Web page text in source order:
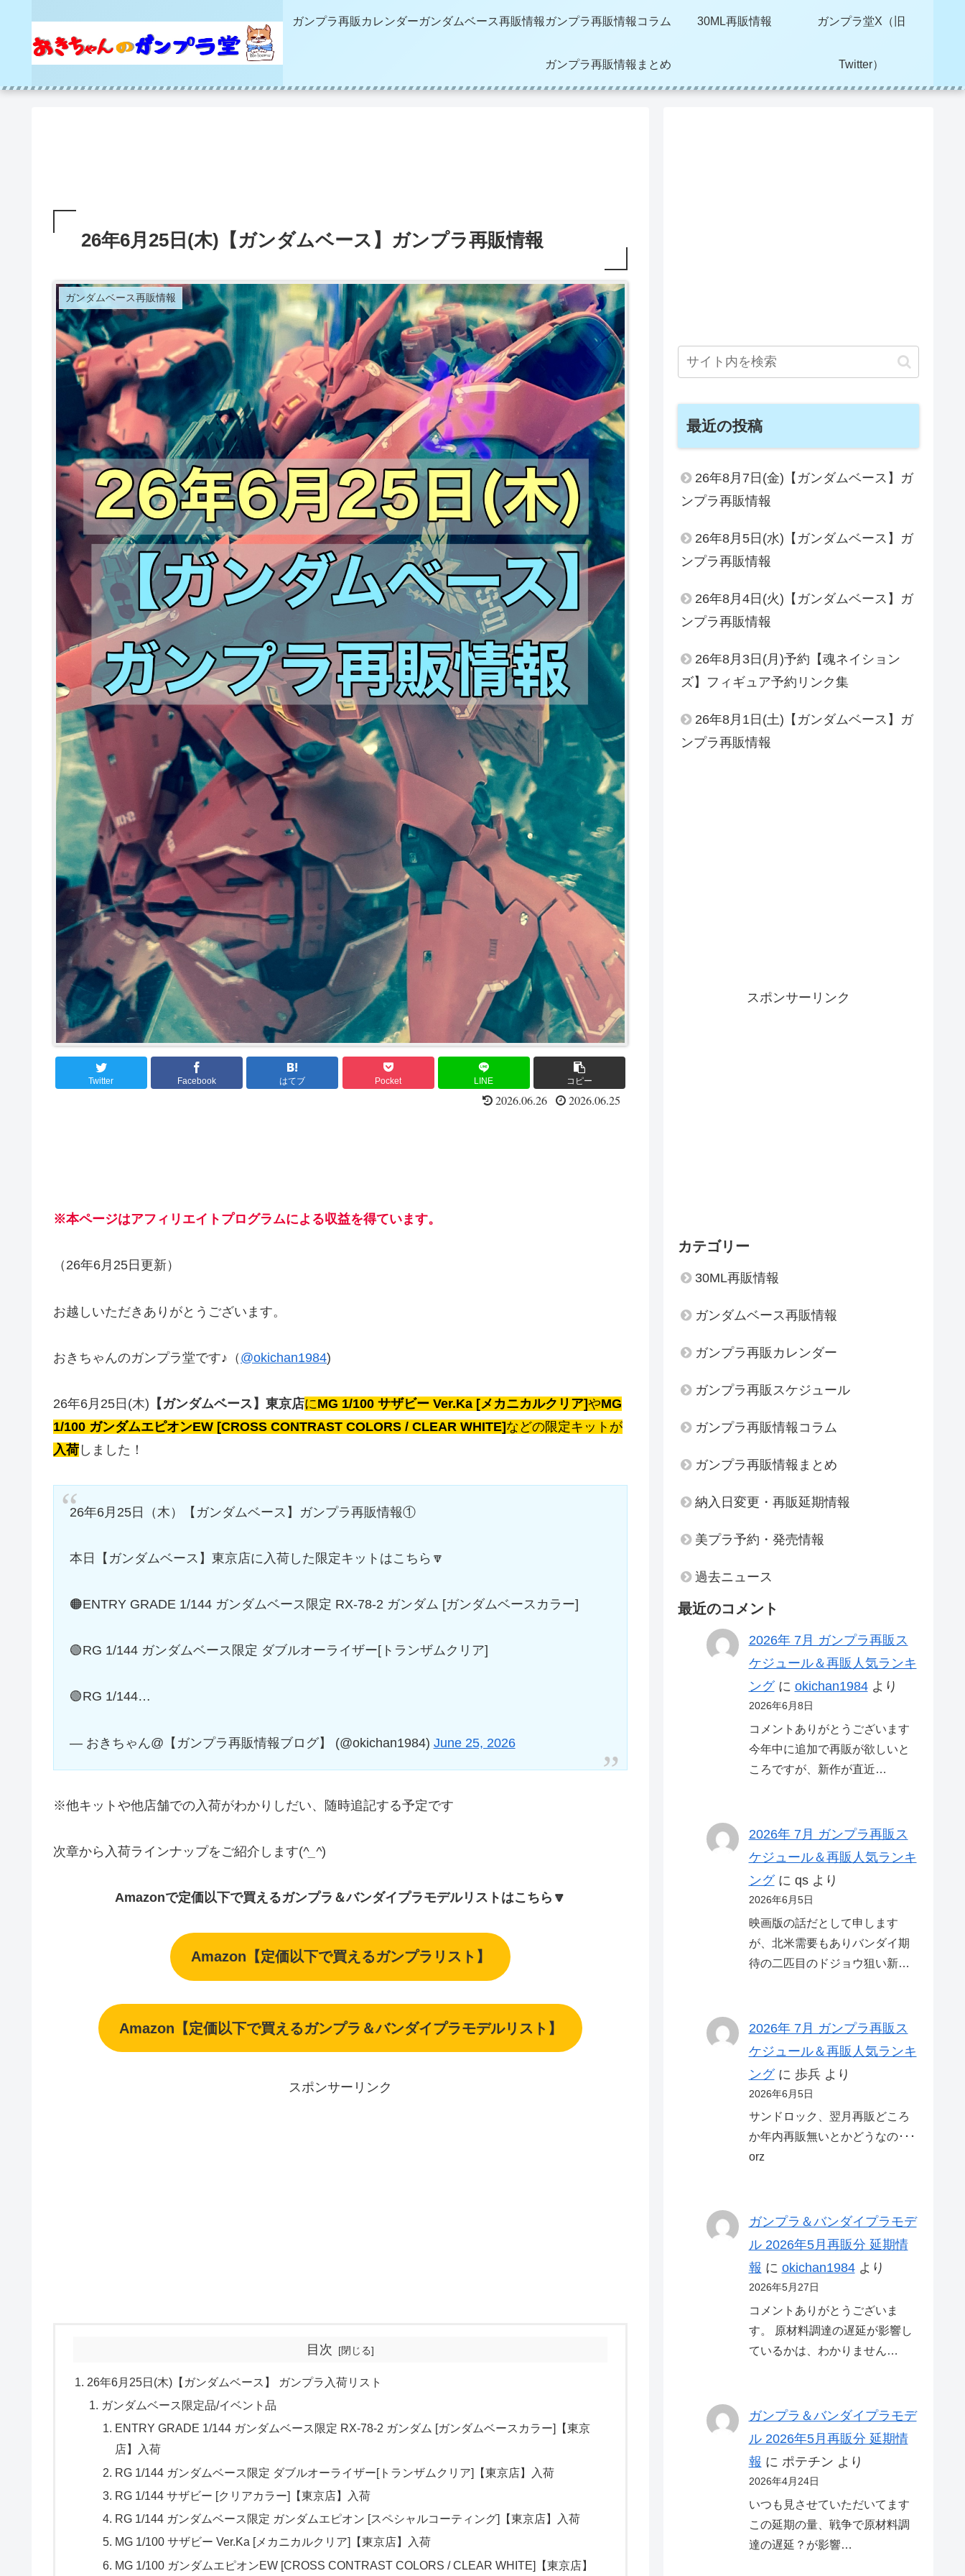
ガンプラ再販カレンダーガンダムベース再販情報 ガンプラ再販情報コラム 30ML再販情報 ガンプラ堂X（旧
Twitter）
ガンプラ再販情報まとめ
26年6月25日(木)【ガンダムベース】ガンプラ再販情報
ガンダムベース再販情報
Twitter Facebook はてブ Pocket LINE コピー
2026.06.26 2026.06.25
※本ページはアフィリエイトプログラムによる収益を得ています。
（26年6月25日更新）
お越しいただきありがとうございます。
おきちゃんのガンプラ堂です♪（ @okichan1984)
26年6月25日(木) 【ガンダムベース】東京店にMG 1/100 サザビー Ver.Ka [メカニカルクリア]やMG
1/100 ガンダムエピオンEW [CROSS CONTRAST COLORS / CLEAR WHITE] などの限定キットが
入荷 しました！
26年6月25日（木）【ガンダムベース】ガンプラ再販情報①
本日【ガンダムベース】東京店に入荷した限定キットはこちら🔽
🟠ENTRY GRADE 1/144 ガンダムベース限定 RX-78-2 ガンダム [ガンダムベースカラー]
🟢RG 1/144 ガンダムベース限定 ダブルオーライザー[トランザムクリア]
🟢RG 1/144…
— おきちゃん@【ガンプラ再販情報ブログ】 (@okichan1984) June 25, 2026
※他キットや他店舗での入荷がわかりしだい、随時追記する予定です
次章から入荷ラインナップをご紹介します(^_^)
Amazonで定価以下で買えるガンプラ＆バンダイプラモデルリストはこちら🔽
Amazon【定価以下で買えるガンプラリスト】
Amazon【定価以下で買えるガンプラ＆バンダイプラモデルリスト】
スポンサーリンク
目次
26年6月25日(木)【ガンダムベース】 ガンプラ入荷リスト
ガンダムベース限定品/イベント品
ENTRY GRADE 1/144 ガンダムベース限定 RX-78-2 ガンダム [ガンダムベースカラー]【東京
店】入荷
RG 1/144 ガンダムベース限定 ダブルオーライザー[トランザムクリア]【東京店】入荷
RG 1/144 サザビー [クリアカラー]【東京店】入荷
RG 1/144 ガンダムベース限定 ガンダムエピオン [スペシャルコーティング]【東京店】入荷
MG 1/100 サザビー Ver.Ka [メカニカルクリア]【東京店】入荷
MG 1/100 ガンダムエピオンEW [CROSS CONTRAST COLORS / CLEAR WHITE]【東京店】
最近の投稿
26年8月7日(金)【ガンダムベース】ガ
ンプラ再販情報
26年8月5日(水)【ガンダムベース】ガ
ンプラ再販情報
26年8月4日(火)【ガンダムベース】ガ
ンプラ再販情報
26年8月3日(月)予約【魂ネイション
ズ】フィギュア予約リンク集
26年8月1日(土)【ガンダムベース】ガ
ンプラ再販情報
スポンサーリンク
カテゴリー
30ML再販情報
ガンダムベース再販情報
ガンプラ再販カレンダー
ガンプラ再販スケジュール
ガンプラ再販情報コラム
ガンプラ再販情報まとめ
納入日変更・再販延期情報
美プラ予約・発売情報
過去ニュース
最近のコメント
2026年 7月 ガンプラ再販ス
ケジュール＆再販人気ランキ
ングに okichan1984より
2026年6月8日
コメントありがとうございます
今年中に追加で再販が欲しいと
ころですが、新作が直近…
2026年 7月 ガンプラ再販ス
ケジュール＆再販人気ランキ
ングに qsより
2026年6月5日
映画版の話だとして申します
が、北米需要もありバンダイ期
待の二匹目のドジョウ狙い新…
2026年 7月 ガンプラ再販ス
ケジュール＆再販人気ランキ
ングに 歩兵より
2026年6月5日
サンドロック、翌月再販どころ
か年内再販無いとかどうなの･･･
orz
ガンプラ＆バンダイプラモデ
ル 2026年5月再販分 延期情
報 に okichan1984より
2026年5月27日
コメントありがとうございま
す。 原材料調達の遅延が影響し
ているかは、わかりません…
ガンプラ＆バンダイプラモデ
ル 2026年5月再販分 延期情
報 に ポテチン より
2026年4月24日
いつも見させていただいてます
この延期の量、戦争で原材料調
達の遅延？が影響…